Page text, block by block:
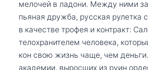
мелочей в ладони. Между ними
пьяная дружба, русская рулетка
в качестве трофея и контракт:
телохранителем человека,
кон свою жизнь чаще, чем
академии, выросших из руин